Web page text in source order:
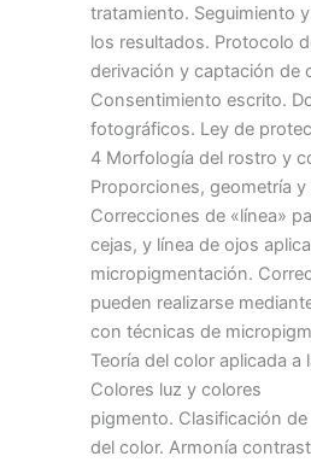
tratamiento. Seguimiento
los resultados. Protocolo
derivación y captación de
Consentimiento escrito.
fotográficos. Ley de
4 Morfología del rostro y
Proporciones, geometría
Correcciones de «línea»
cejas, y línea de ojos
micropigmentación.
pueden realizarse
con técnicas de
Teoría del color aplicada
Colores luz y colores
pigmento. Clasificación
del color. Armonía